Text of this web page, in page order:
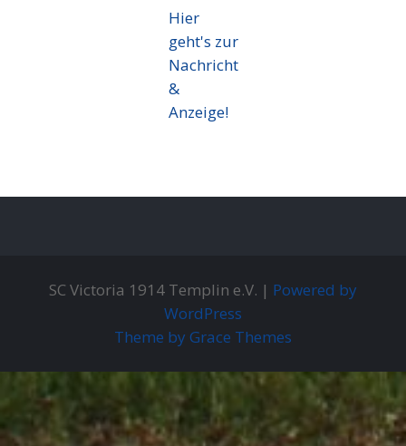
Hier
geht's zur
Nachricht
&
Anzeige!
SC Victoria 1914 Templin e.V. | Powered by
WordPress
Theme by Grace Themes